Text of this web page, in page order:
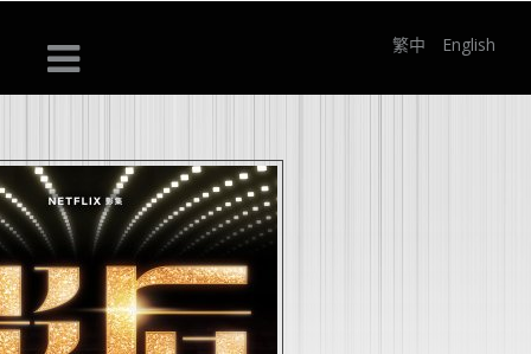
繁中 English